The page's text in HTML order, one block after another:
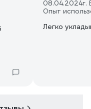
08.04.2024г.
Опыт